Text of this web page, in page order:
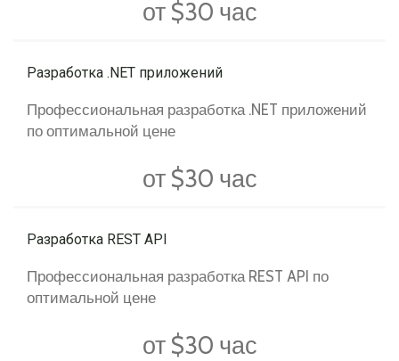
от $30 час
Разработка .NET приложений
Профессиональная разработка .NET приложений
по оптимальной цене
от $30 час
Разработка REST API
Профессиональная разработка REST API по
оптимальной цене
от $30 час